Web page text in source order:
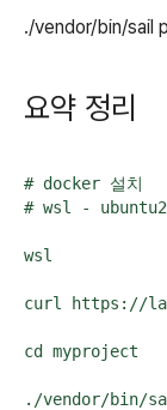
./vendor/bin/sail
요약 정리
# docker 설치
# wsl -
wsl
curl https://
cd myproject
./vendor/bin/